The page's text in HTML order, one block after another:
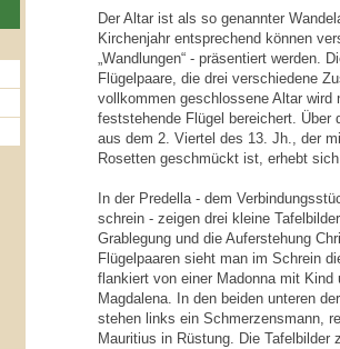
Der Altar ist als so genannter
Kirchenjahr entsprechend können
„Wandlungen“ - präsentiert werden.
Flügelpaare, die drei verschiedene
vollkommen geschlossene Altar wird
feststehende Flügel bereichert. Über
aus dem 2. Viertel des 13. Jh., der
Rosetten geschmückt ist, erhebt
In der Predella - dem
schrein - zeigen drei kleine
Grablegung und die Auferstehung
Flügelpaaren sieht man im Schrein
flankiert von einer Madonna mit Kind
Magdalena. In den beiden unteren
stehen links ein Schmerzensmann,
Mauritius in Rüstung. Die Tafelbilder